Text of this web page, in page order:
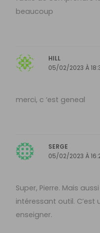
beaucoup
HILL
05/02/2023 À
merci, c ‘est geneal
SERGE
05/02/2023 À
Super, Pierre. Mais
intéressant outil.
enseigner.